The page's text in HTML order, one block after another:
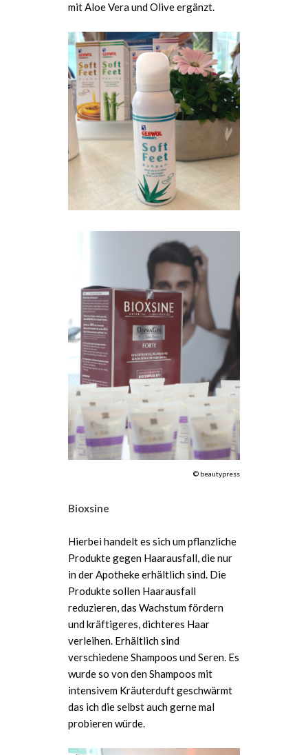
mit Aloe Vera und Olive ergänzt.
© beautypress
Bioxsine
Hierbei handelt es sich um pflanzliche
Produkte gegen Haarausfall, die nur
in der Apotheke erhältlich sind. Die
Produkte sollen Haarausfall
reduzieren, das Wachstum fördern
und kräftigeres, dichteres Haar
verleihen. Erhältlich sind
verschiedene Shampoos und Seren. Es
wurde so von den Shampoos mit
intensivem Kräuterduft geschwärmt
das ich die selbst auch gerne mal
probieren würde.